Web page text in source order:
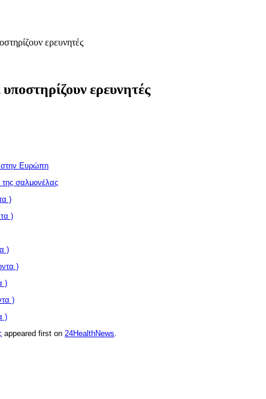
ερευνητές
ερευνητές
στην Ευρώπη
της σαλμονέλας
)
)
)
)
)
)
)
appeared first on 24HealthNews